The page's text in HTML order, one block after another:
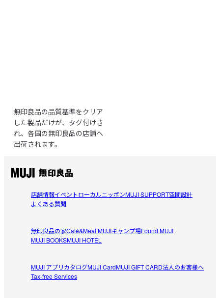
無印良品の品質基準をクリア
した製品だけが、タグ付けさ
れ、各国の無印良品の店舗へ
出荷されます。
店舗情報イベントローカルニッポンMUJI SUPPORT空間設計
よくある質問
無印良品の家Café&Meal MUJIキャンプ場Found MUJI
MUJI BOOKSMUJI HOTEL
MUJI アプリカタログMUJI CardMUJI GIFT CARD法人のお客様へ
Tax-free Services